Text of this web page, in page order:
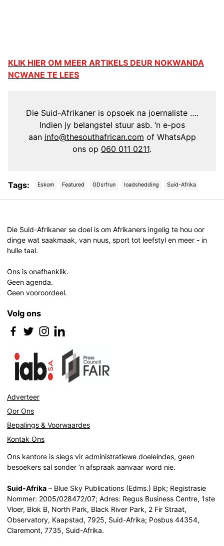
KLIK HIER OM MEER ARTIKELS DEUR NOKWANDA
NCWANE TE LEES
Die Suid-Afrikaner is opsoek na joernaliste ….
Indien jy belangstel stuur asb. ‘n e-pos
aan info@thesouthafrican.com of WhatsApp
ons op 060 011 0211.
Tags: Eskom Featured GDsrfrun loadshedding Suid-Afrika
Die Suid-Afrikaner se doel is om Afrikaners ingelig te hou oor
dinge wat saakmaak, van nuus, sport tot leefstyl en meer - in
hulle taal.
Ons is onafhanklik.
Geen agenda.
Geen vooroordeel.
Volg ons
Adverteer
Oor Ons
Bepalings & Voorwaardes
Kontak Ons
Ons kantore is slegs vir administratiewe doeleindes, geen
besoekers sal sonder ‘n afspraak aanvaar word nie.
Suid-Afrika – Blue Sky Publications (Edms.) Bpk; Registrasie
Nommer: 2005/028472/07; Adres: Regus Business Centre, 1ste
Vloer, Blok B, North Park, Black River Park, 2 Fir Straat,
Observatory, Kaapstad, 7925, Suid-Afrika; Posbus 44354,
Claremont, 7735, Suid-Afrika.